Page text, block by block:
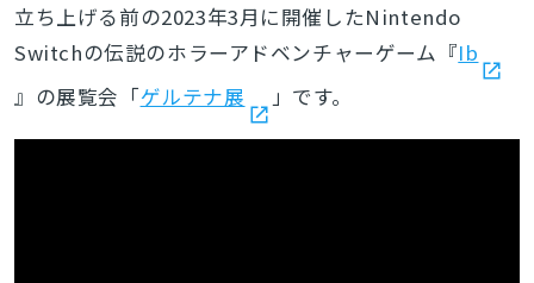
立ち上げる前の2023年3月に開催したNintendo
Switchの伝説のホラーアドベンチャーゲーム『Ib
』の展覧会「ゲルテナ展 」です。